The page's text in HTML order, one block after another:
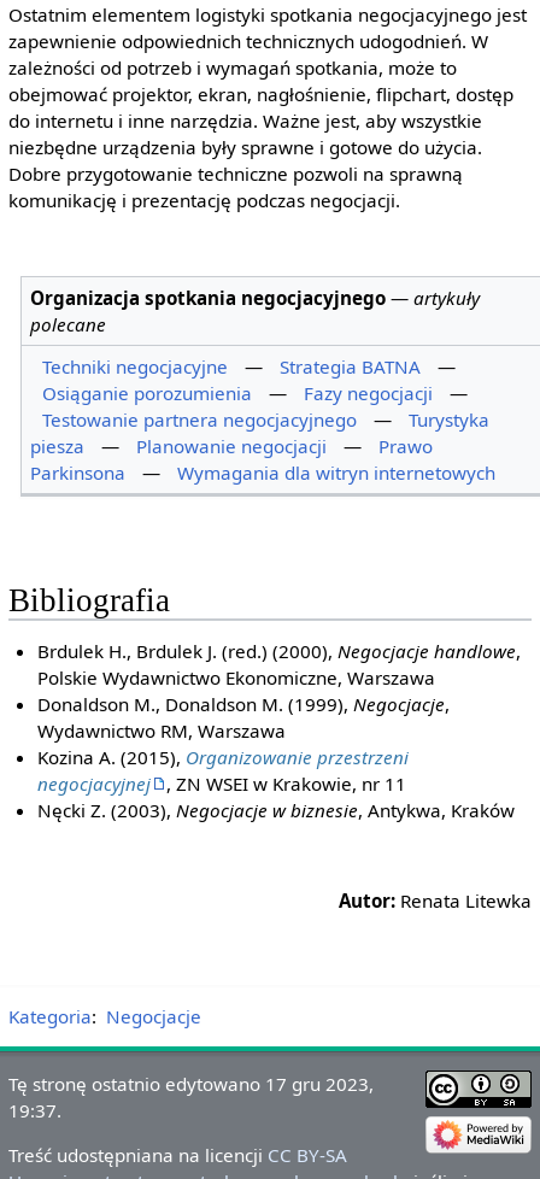
Ostatnim elementem logistyki spotkania negocjacyjnego jest
zapewnienie odpowiednich technicznych udogodnień. W
zależności od potrzeb i wymagań spotkania, może to
obejmować projektor, ekran, nagłośnienie, flipchart, dostęp
do internetu i inne narzędzia. Ważne jest, aby wszystkie
niezbędne urządzenia były sprawne i gotowe do użycia.
Dobre przygotowanie techniczne pozwoli na sprawną
komunikację i prezentację podczas negocjacji.
Organizacja spotkania negocjacyjnego —artykuły
polecane
Techniki negocjacyjne
— Strategia BATNA
—
Osiąganie porozumienia
— Fazy negocjacji
—
Testowanie partnera negocjacyjnego
—
Turystyka
piesza
— Planowanie negocjacji —
Prawo
Parkinsona
— Wymagania dla witryn internetowych
Bibliografia
Brdulek H., Brdulek J. (red.) (2000),Negocjacje handlowe,
Polskie Wydawnictwo Ekonomiczne, Warszawa
Donaldson M., Donaldson M. (1999),Negocjacje,
Wydawnictwo RM, Warszawa
Kozina A. (2015), Organizowanie przestrzeni
negocjacyjnej
, ZN WSEI w Krakowie, nr 11
Nęcki Z. (2003),Negocjacje w biznesie, Antykwa, Kraków
Autor: Renata Litewka
Kategoria: Negocjacje
Tę stronę ostatnio edytowano 17 gru 2023,
19:37.
Treść udostępniana na licencji CC BY-SA